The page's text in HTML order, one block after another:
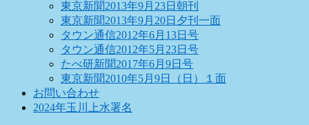
東京新聞2013年9月23日朝刊
東京新聞2013年9月20日夕刊一面
タウン通信2012年6月13日号
タウン通信2012年5月23日号
たべ研新聞2017年6月9日号
東京新聞2010年5月9日（日）１面
お問い合わせ
2024年玉川上水署名